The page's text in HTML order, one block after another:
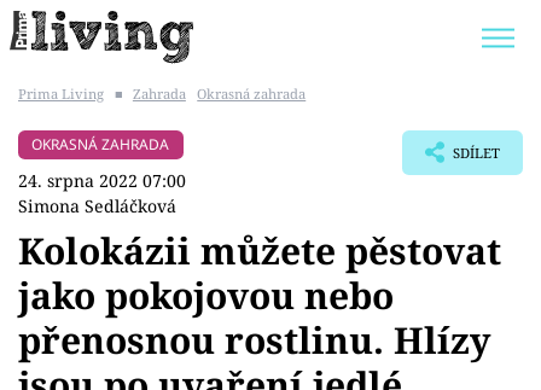
BYDLENÍ SLAVNÝCH
Témata
Bydlení
Prima Living ■ Zahrada Okrasná zahrada
OKRASNÁ ZAHRADA
24. srpna 2022 07:00
Simona Sedláčková
SDÍLET
Kolokázii můžete pěstovat
jako pokojovou nebo
přenosnou rostlinu. Hlízy